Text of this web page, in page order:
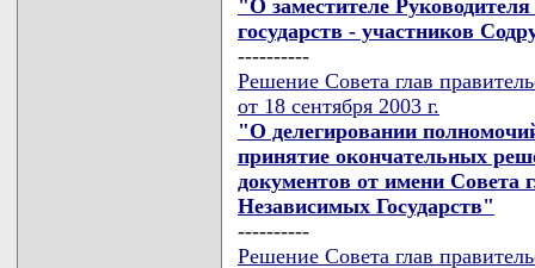
"О заместителе
государств - участников
----------
Решение Совета глав
от 18 сентября 2003 г.
"О делегировании
принятие окончательных
документов от имени Совета
Независимых Государств"
----------
Решение Совета глав